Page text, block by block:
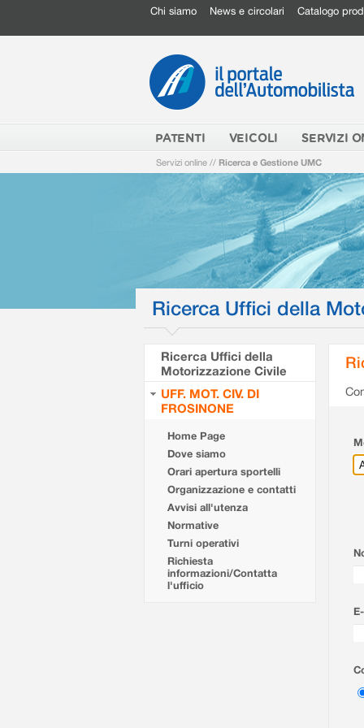
Chi siamo News e circolari Catalogo
PATENTI VEICOLI SERVIZI
Servizi online // Ricerca e Gestione UMC
Ricerca Uffici della
Ricerca Uffici della
Motorizzazione Civile
UFF. MOT. CIV. DI
FROSINONE
Home Page
Dove siamo
Orari apertura sportelli
Organizzazione e contatti
Avvisi all'utenza
Normative
Turni operativi
Richiesta
informazioni/Contatta
l'ufficio